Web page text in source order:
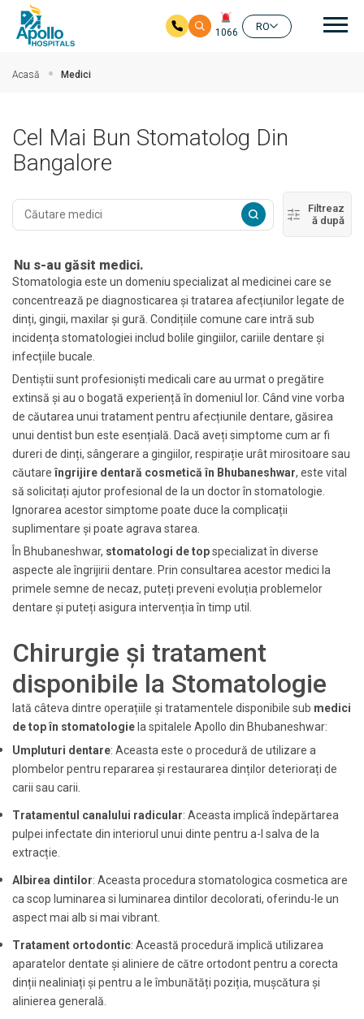
1066
RO
Acasă Medici
Cel Mai Bun Stomatolog Din
Bangalore
Filtreaz
ă după
Nu s-au găsit medici.
Stomatologia este un domeniu specializat al medicinei care se
concentrează pe diagnosticarea și tratarea afecțiunilor legate de
dinți, gingii, maxilar și gură. Condițiile comune care intră sub
incidența stomatologiei includ bolile gingiilor, cariile dentare și
infecțiile bucale.
Dentiștii sunt profesioniști medicali care au urmat o pregătire
extinsă și au o bogată experiență în domeniul lor. Când vine vorba
de căutarea unui tratament pentru afecțiunile dentare, găsirea
unui dentist bun este esențială. Dacă aveți simptome cum ar fi
dureri de dinți, sângerare a gingiilor, respirație urât mirositoare sau
căutareîngrijire dentară cosmetică în Bhubaneshwar, este vital
să solicitați ajutor profesional de la un doctor în stomatologie.
Ignorarea acestor simptome poate duce la complicații
suplimentare și poate agrava starea.
În Bhubaneshwar, stomatologi de topspecializat în diverse
aspecte ale îngrijirii dentare. Prin consultarea acestor medici la
primele semne de necaz, puteți preveni evoluția problemelor
dentare și puteți asigura intervenția în timp util.
Chirurgie și tratament
disponibile la Stomatologie
Iată câteva dintre operațiile și tratamentele disponibile sub medici
de top în stomatologie la spitalele Apollo din Bhubaneshwar:
Umpluturi dentare: Aceasta este o procedură de utilizare a
plombelor pentru repararea și restaurarea dinților deteriorați de
carii sau carii.
Tratamentul canalului radicular: Aceasta implică îndepărtarea
pulpei infectate din interiorul unui dinte pentru a-l salva de la
extracție.
Albirea dintilor: Aceasta procedura stomatologica cosmetica are
ca scop luminarea si luminarea dintilor decolorati, oferindu-le un
aspect mai alb si mai vibrant.
Tratament ortodontic: Această procedură implică utilizarea
aparatelor dentate și aliniere de către ortodont pentru a corecta
dinții nealiniați și pentru a le îmbunătăți poziția, mușcătura și
alinierea generală.